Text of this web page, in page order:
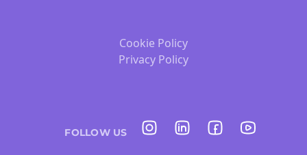
Cookie Policy
Privacy Policy
FOLLOW US